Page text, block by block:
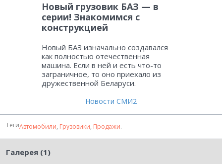
Новый грузовик БАЗ — в
серии! Знакомимся с
конструкцией
Новый БАЗ изначально создавался
как полностью отечественная
машина. Если в ней и есть что-то
заграничное, то оно приехало из
дружественной Беларуси.
Новости СМИ2
ТегиАвтомобили, Грузовики, Продажи.
Галерея (1)